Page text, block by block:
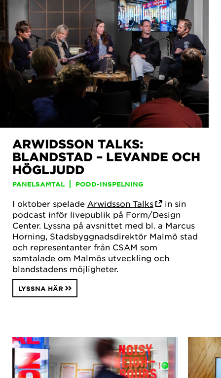
ARWIDSSON TALKS:
BLANDSTAD – LEVANDE OCH
HÖGLJUDD
PANELSAMTAL PODD-INSPELNING
I oktober spelade Arwidsson Talks
in sin
podcast inför livepublik på Form/Design
Center. Lyssna på avsnittet med bl. a Marcus
Horning, Stadsbyggnadsdirektör Malmö stad
och representanter från CSAM som
samtalade om Malmös utveckling och
blandstadens möjligheter.
LYSSNA HÄR